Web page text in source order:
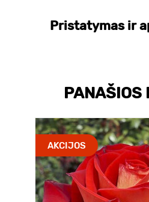
Pristatymas ir
PANAŠIOS
AKCIJOS